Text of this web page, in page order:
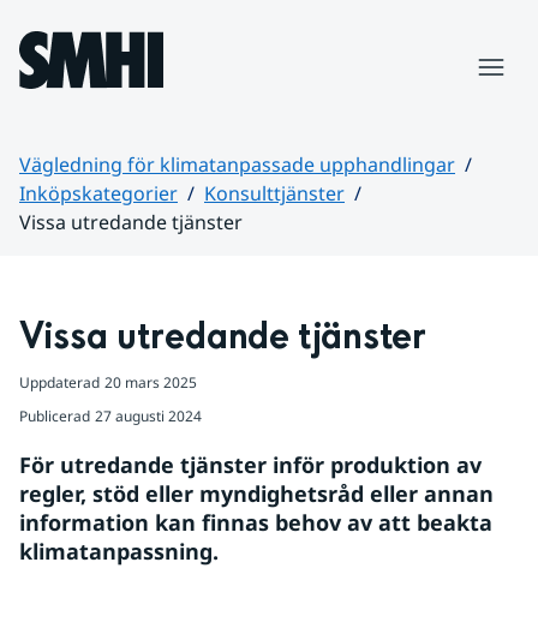
Hoppa till sidans innehåll
Vägledning för klimatanpassade upphandlingar
Inköpskategorier
Konsulttjänster
Vissa utredande tjänster
Vissa utredande tjänster
Uppdaterad 20 mars 2025
Publicerad 27 augusti 2024
För utredande tjänster inför produktion av
regler, stöd eller myndighetsråd eller annan
information kan finnas behov av att beakta
klimatanpassning.